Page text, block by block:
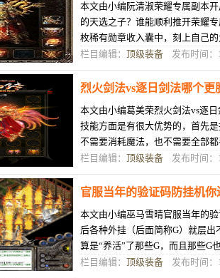
本文由小编阮清淑荣耀专属副本
的天选之子？谁能顺利推开荣耀
枚稀有勋章收入囊中，刻上自己
中的人，一起勇往直前，探索未知
栏目编辑： 顶级装备 发布时间：
烈火剑法vs逐日剑法哪个更
本文由小编葛美荣烈火剑法vs逐
技能方面是有很大优势的，首先
不需要消耗魔法，也不需要全部
习所有的技能了，真是省时省力。
栏目编辑： 顶级装备 发布时间：
官服当年的验证码防挂机你
本文由小编巫马雪晴官服当年的
后各种外挂（后面简称G）就层
算是“养活”了那些G，而且那些G
八门，确实是高科技时代，啥都
栏目编辑： 顶级装备 发布时间：